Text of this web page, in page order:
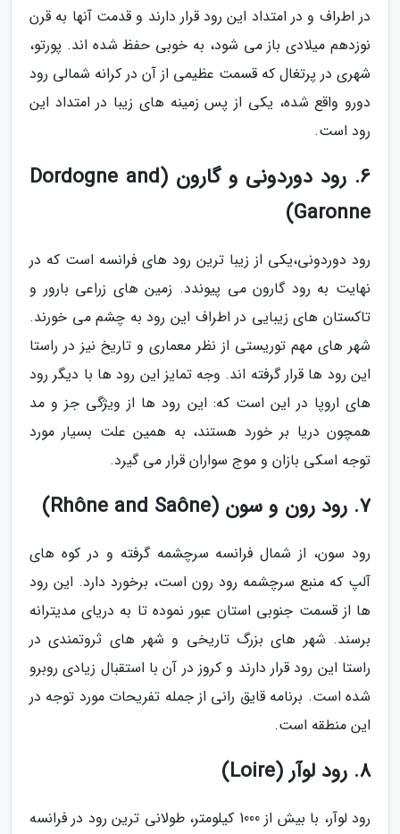
در اطراف و در امتداد این رود قرار دارند و قدمت آنها به قرن
نوزدهم میلادی باز می شود، به خوبی حفظ شده اند. پورتو،
شهری در پرتغال که قسمت عظیمی از آن در کرانه شمالی رود
دورو واقع شده، یکی از پس زمینه های زیبا در امتداد این
رود است.
6. رود دوردونی و گارون (Dordogne and
Garonne)
رود دوردونی،یکی از زیبا ترین رود های فرانسه است که در
نهایت به رود گارون می پیوندد. زمین های زراعی بارور و
تاکستان های زیبایی در اطراف این رود به چشم می خورند.
شهر های مهم توریستی از نظر معماری و تاریخ نیز در راستا
این رود ها قرار گرفته اند. وجه تمایز این رود ها با دیگر رود
های اروپا در این است که: این رود ها از ویژگی جز و مد
همچون دریا بر خورد هستند، به همین علت بسیار مورد
توجه اسکی بازان و موج سواران قرار می گیرد.
7. رود رون و سون (Rhône and Saône)
رود سون، از شمال فرانسه سرچشمه گرفته و در کوه های
آلپ که منبع سرچشمه رود رون است، برخورد دارد. این رود
ها از قسمت جنوبی استان عبور نموده تا به دریای مدیترانه
برسند. شهر های بزرگ تاریخی و شهر های ثروتمندی در
راستا این رود قرار دارند و کروز در آن با استقبال زیادی روبرو
شده است. برنامه قایق رانی از جمله تفریحات مورد توجه در
این منطقه است.
8. رود لوآر (Loire)
رود لوآر، با بیش از 1000 کیلومتر، طولانی ترین رود در فرانسه